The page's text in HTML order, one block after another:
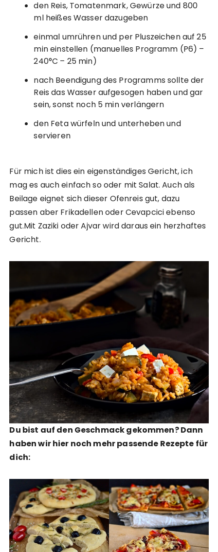
den Reis, Tomatenmark, Gewürze und 800
ml heißes Wasser dazugeben
einmal umrühren und per Pluszeichen auf 25
min einstellen (manuelles Programm (P6) –
240°C – 25 min)
nach Beendigung des Programms sollte der
Reis das Wasser aufgesogen haben und gar
sein, sonst noch 5 min verlängern
den Feta würfeln und unterheben und
servieren
Für mich ist dies ein eigenständiges Gericht, ich
mag es auch einfach so oder mit Salat. Auch als
Beilage eignet sich dieser Ofenreis gut, dazu
passen aber Frikadellen oder Cevapcici ebenso
gut.Mit Zaziki oder Ajvar wird daraus ein herzhaftes
Gericht.
Du bist auf den Geschmack gekommen? Dann
haben wir hier noch mehr passende Rezepte für
dich: